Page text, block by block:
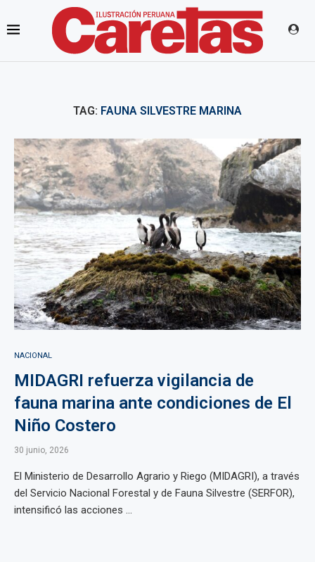
TAG: FAUNA SILVESTRE MARINA
NACIONAL
MIDAGRI refuerza vigilancia de
fauna marina ante condiciones de El
Niño Costero
30 junio, 2026
El Ministerio de Desarrollo Agrario y Riego (MIDAGRI), a través
del Servicio Nacional Forestal y de Fauna Silvestre (SERFOR),
intensificó las acciones ...